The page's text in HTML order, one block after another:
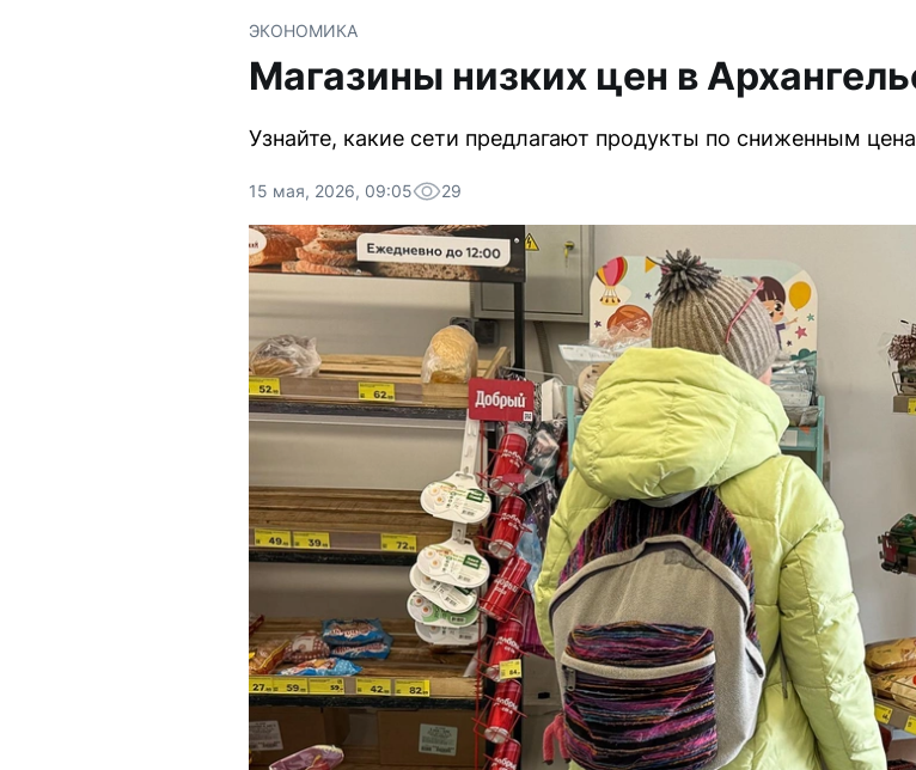
ЭКОНОМИКА
Магазины низких цен в
Узнайте, какие сети предлагают продукты по сниженным
15 мая, 2026, 09:05 29